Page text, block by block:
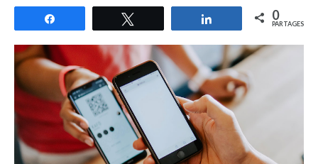
Partagez 0
PARTAGES